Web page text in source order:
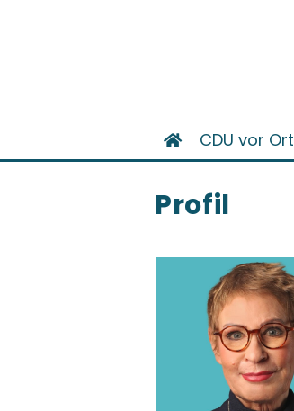
CDU vor Ort
Profil